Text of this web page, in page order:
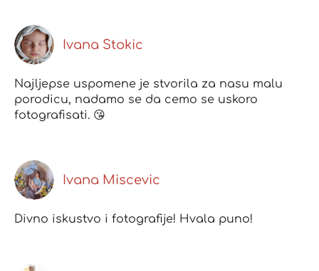
Ivana Stokic
Najljepse uspomene je stvorila za nasu malu
porodicu, nadamo se da cemo se uskoro
fotografisati. 😘
Ivana Miscevic
Divno iskustvo i fotografije! Hvala puno!